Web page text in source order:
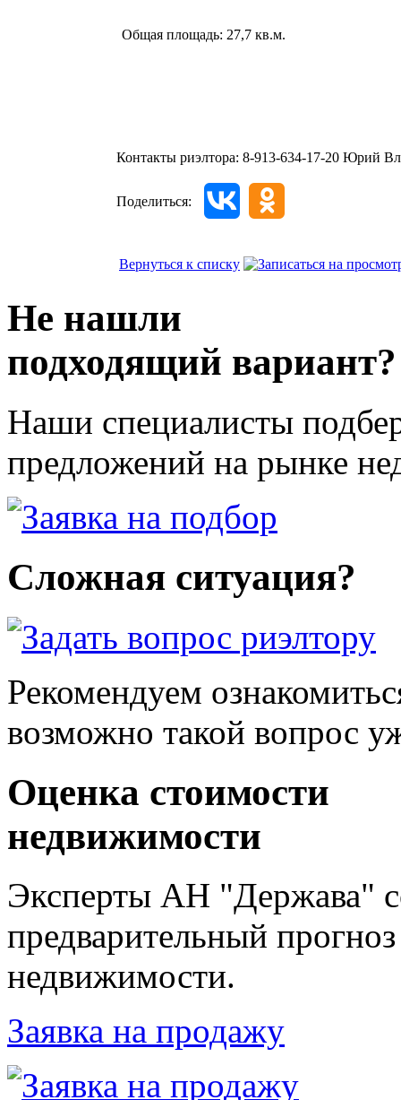
Общая площадь: 27,7 кв.м.
Контакты риэлтора: 8-913-634-17-20 Юрий
Поделиться:
Вернуться к списку
Не нашли
подходящий вариант?
Наши специалисты
предложений на рынке
Сложная ситуация?
Рекомендуем
возможно такой вопрос
Оценка стоимости
недвижимости
Эксперты АН "Держава"
предварительный
недвижимости.
Заявка на продажу